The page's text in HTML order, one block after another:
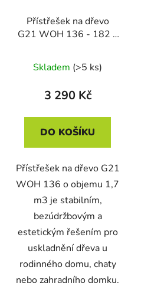
Přístřešek na dřevo
G21 WOH 136 - 182 x
Skladem (>5 ks)
3 290 Kč
DO KOŠÍKU
Přístřešek na dřevo G21
WOH 136 o objemu 1,7
m3 je stabilním,
bezúdržbovým a
estetickým řešením pro
uskladnění dřeva u
rodinného domu, chaty
nebo zahradního domku.